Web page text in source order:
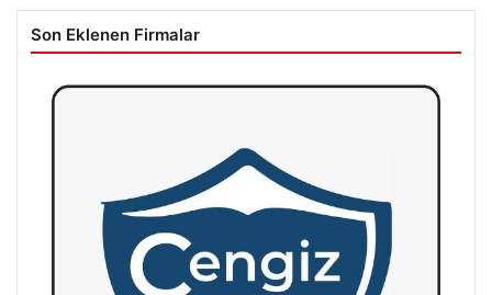
Son Eklenen Firmalar